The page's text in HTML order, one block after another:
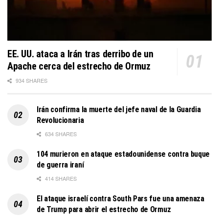
EE. UU. ataca a Irán tras derribo de un
Apache cerca del estrecho de Ormuz
934 SHARES
Irán confirma la muerte del jefe naval de la Guardia
Revolucionaria
634 SHARES
104 murieron en ataque estadounidense contra buque
de guerra iraní
414 SHARES
El ataque israelí contra South Pars fue una amenaza
de Trump para abrir el estrecho de Ormuz